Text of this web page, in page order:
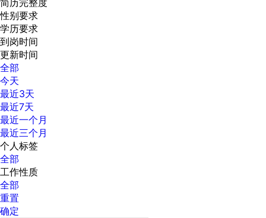
简历完整度
性别要求
学历要求
到岗时间
更新时间
全部
今天
最近3天
最近7天
最近一个月
最近三个月
个人标签
全部
工作性质
全部
重置
确定